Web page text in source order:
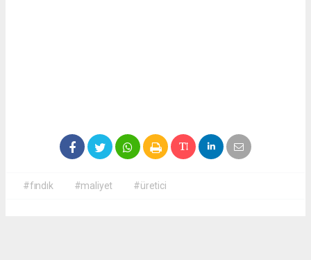
#fındık #maliyet #üretici